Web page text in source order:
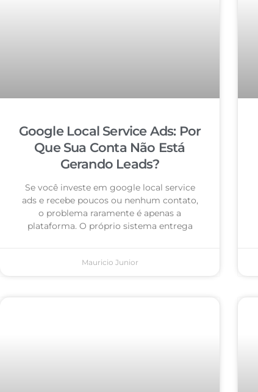
Google Local Service Ads: Por
Que Sua Conta Não Está
Gerando Leads?
Se você investe em google local service
ads e recebe poucos ou nenhum contato,
o problema raramente é apenas a
plataforma. O próprio sistema entrega
Mauricio Junior